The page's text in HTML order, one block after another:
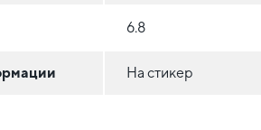
6.8
На стикер